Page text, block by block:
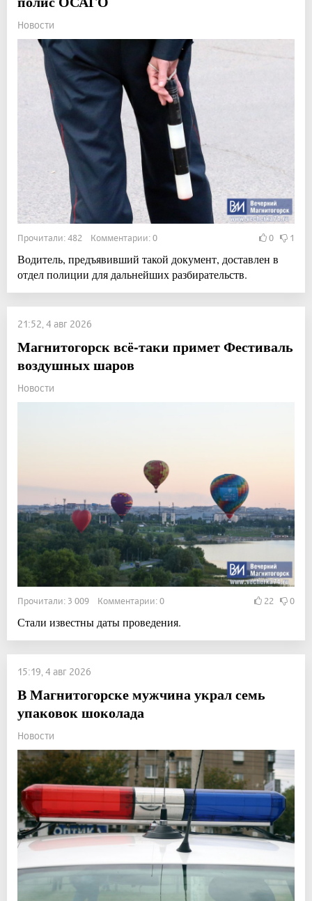
Новости
Прочитали: 482 Комментарии: 0 0 1
Водитель, предъявивший такой документ, доставлен в
отдел полиции для дальнейших разбирательств.
21:52, 4 авг 2026
Магнитогорск всё-таки примет Фестиваль
воздушных шаров
Новости
Прочитали: 3 009 Комментарии: 0 22 0
Стали известны даты проведения.
15:19, 4 авг 2026
В Магнитогорске мужчина украл семь
упаковок шоколада
Новости